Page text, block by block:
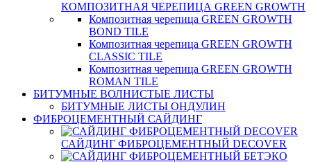
КОМПОЗИТНАЯ ЧЕРЕПИЦА GREEN GROWTH
Композитная черепица GREEN GROWTH
BOND TILE
Композитная черепица GREEN GROWTH
CLASSIC TILE
Композитная черепица GREEN GROWTH
ROMAN TILE
БИТУМНЫЕ ВОЛНИСТЫЕ ЛИСТЫ
БИТУМНЫЕ ЛИСТЫ ОНДУЛИН
ФИБРОЦЕМЕНТНЫЙ САЙДИНГ
САЙДИНГ ФИБРОЦЕМЕНТНЫЙ DECOVER